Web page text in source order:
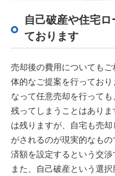
自己破産や住宅
ております
売却後の費用についても
体的なご提案を行ってお
なって任意売却を行って
残ってしまうことはあり
は残りますが、自宅も売
がされるのが現実的なも
済額を設定するという交渉
また、自己破産という選